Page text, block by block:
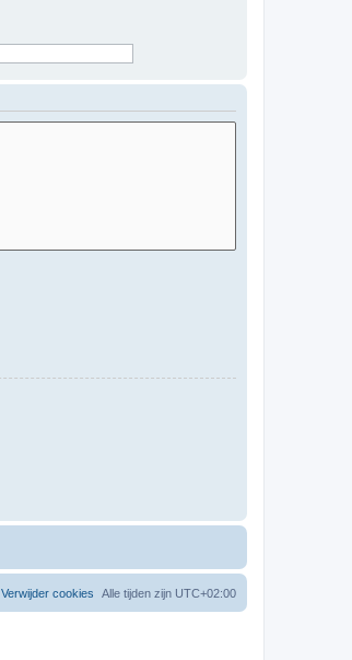
Alle tijden zijn UTC+02:00
Verwijder cookies